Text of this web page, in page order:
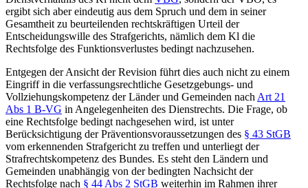
ergibt sich aber eindeutig aus dem Spruch und dem in seiner
Gesamtheit zu beurteilenden rechtskräftigen Urteil der
Entscheidungswille des Strafgerichts, nämlich dem Kl die
Rechtsfolge des Funktionsverlustes bedingt nachzusehen.
Entgegen der Ansicht der Revision führt dies auch nicht zu einem
Eingriff in die verfassungsrechtliche Gesetzgebungs- und
Vollziehungskompetenz der Länder und Gemeinden nach Art 21
Abs 1 B-VG in Angelegenheiten des Dienstrechts. Die Frage, ob
eine Rechtsfolge bedingt nachgesehen wird, ist unter
Berücksichtigung der Präventionsvoraussetzungen des § 43 StGB
vom erkennenden Strafgericht zu treffen und unterliegt der
Strafrechtskompetenz des Bundes. Es steht den Ländern und
Gemeinden unabhängig von der bedingten Nachsicht der
Rechtsfolge nach § 44 Abs 2 StGB weiterhin im Rahmen ihrer